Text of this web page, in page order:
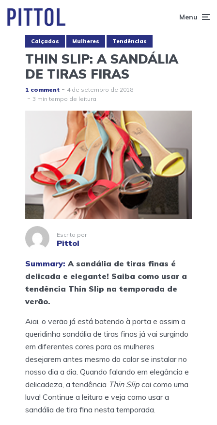
Menu
Calçados Mulheres Tendências
THIN SLIP: A SANDÁLIA
DE TIRAS FIRAS
1 comment
4 de setembro de 2018
3 min tempo de leitura
Escrito por
Pittol
Summary: A sandália de tiras finas é
delicada e elegante! Saiba como usar a
tendência Thin Slip na temporada de
verão.
Aiai, o verão já está batendo à porta e assim a
queridinha sandália de tiras finas já vai surgindo
em diferentes cores para as mulheres
desejarem antes mesmo do calor se instalar no
nosso dia a dia. Quando falando em elegância e
delicadeza, a tendência Thin Slip cai como uma
luva! Continue a leitura e veja como usar a
sandália de tira fina nesta temporada.